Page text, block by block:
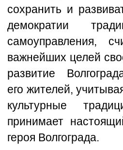
сохранить и
демократии
самоуправления,
важнейших целей
развитие
его жителей,
культурные
принимает
героя Волгограда.